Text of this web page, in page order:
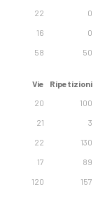
22 0
16 0
58 50
Vie Ripetizioni
20 100
21 3
22 130
17 89
120 157